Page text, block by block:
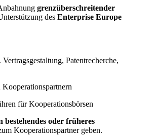
grenzüberschreitender
des Enterprise Europe
Patentrecherche,
Kooperationspartnern
für Kooperationsbörsen
bestehendes oder früheres
Kooperationspartner geben.